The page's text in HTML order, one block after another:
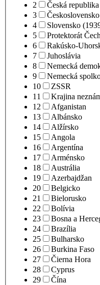
2
Česká republika
3
Československo
4
Slovensko
5
Protektorát
6
Rakúsko-
7
Juhoslávia
8
Nemecká
9
Nemecká
10
ZSSR
11
Krajina
12
Afganistan
13
Albánsko
14
Alžírsko
15
Angola
16
Argentína
17
Arménsko
18
Austrália
19
Azerbajdžan
20
Belgicko
21
Bielorusko
22
Bolívia
23
Bosna a
24
Brazília
25
Bulharsko
26
Burkina Faso
27
Čierna Hora
28
Cyprus
29
Čína